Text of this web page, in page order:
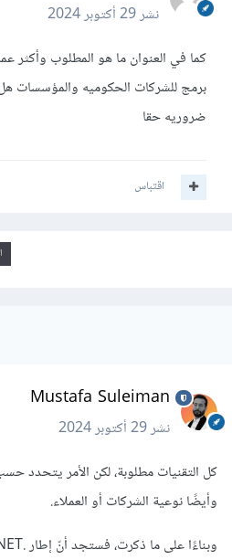
نشر29 أكتوبر 2024
كما في العنوان ما هو المطلوب وأكثر
برمج للشركات الحكوميه والمؤسسات
ضروريه حقا
اقتباس
Mustafa Suleiman
نشر29 أكتوبر 2024
كل التقنيات مطلوبة، لكن الأمر يتحدد
وأيضًا نوعية الشركات أو العملاء.